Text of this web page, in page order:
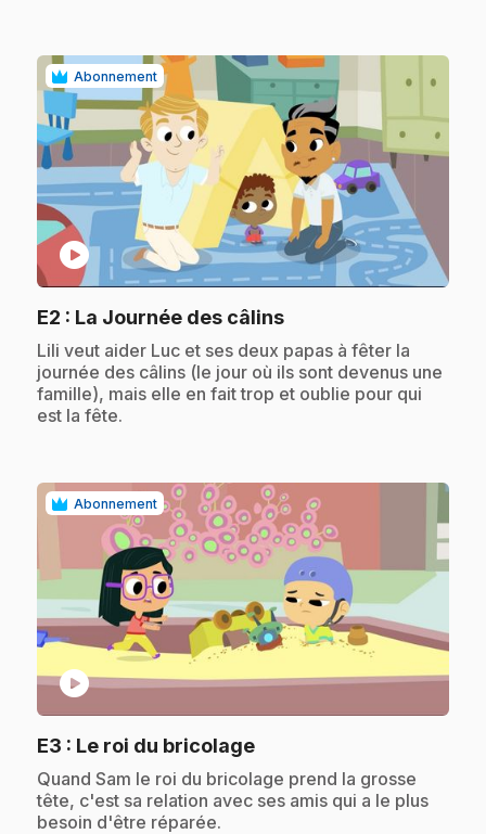
Abonnement
play_circle
E2 : La Journée des câlins.
.Lili veut aider Luc et ses deux papas à fêter la
journée des câlins (le jour où ils sont devenus une
famille), mais elle en fait trop et oublie pour qui
est la fête.
Abonnement
play_circle
E3 : Le roi du bricolage.
.Quand Sam le roi du bricolage prend la grosse
tête, c'est sa relation avec ses amis qui a le plus
besoin d'être réparée.